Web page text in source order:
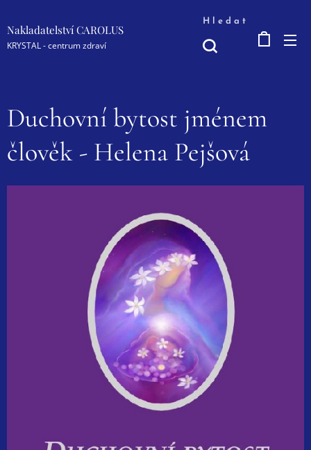
Nakladatelství CAROLUS
KRYSTAL - centrum zdraví
Hledat
Duchovní bytost jménem
člověk - Helena Pejšová